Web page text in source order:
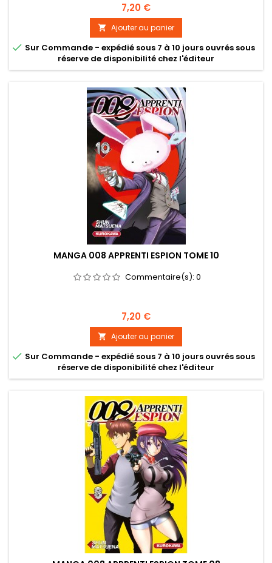
Prix
7,20 €
 Ajouter au panier
 Sur Commande - expédié sous 7 à 10 jours ouvrés sous
réserve de disponibilité chez l'éditeur
MANGA 008 APPRENTI ESPION TOME 10
Commentaire(s): 0
Prix
7,20 €
 Ajouter au panier
 Sur Commande - expédié sous 7 à 10 jours ouvrés sous
réserve de disponibilité chez l'éditeur